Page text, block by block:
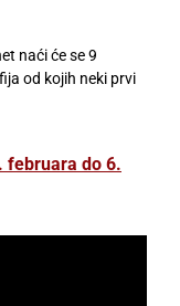
naći će se 9
od kojih neki prvi
februara do 6.